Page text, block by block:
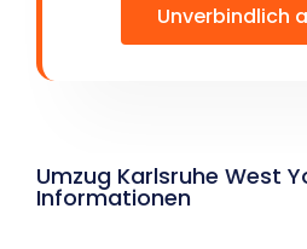
Unverbindlich
Umzug Karlsruhe West
Informationen